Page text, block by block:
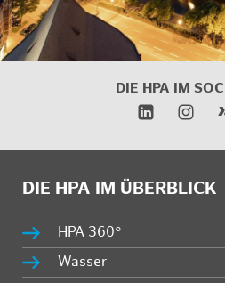
DIE HPA IM
DIE HPA IM ÜBERBLICK
HPA 360°
Wasser